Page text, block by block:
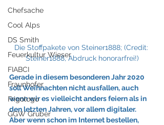
Chefsache
Cool Alps
DS Smith
Feuerkultur Wieser
FIABCI
Fraunhofer
Frigologo
GGW Gruber
Die Stoffpakete von Steiner1888; (Credit:
Steiner1888, Abdruck honorarfrei!)
Gerade in diesem besonderen Jahr 2020
soll Weihnachten nicht ausfallen, auch
wenn wir es vielleicht anders feiern als in
den letzten Jahren, vor allem digitaler.
Aber wenn schon im Internet bestellen,